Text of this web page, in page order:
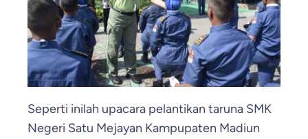
Seperti inilah upacara pelantikan taruna SMK
Negeri Satu Mejayan Kampupaten Madiun